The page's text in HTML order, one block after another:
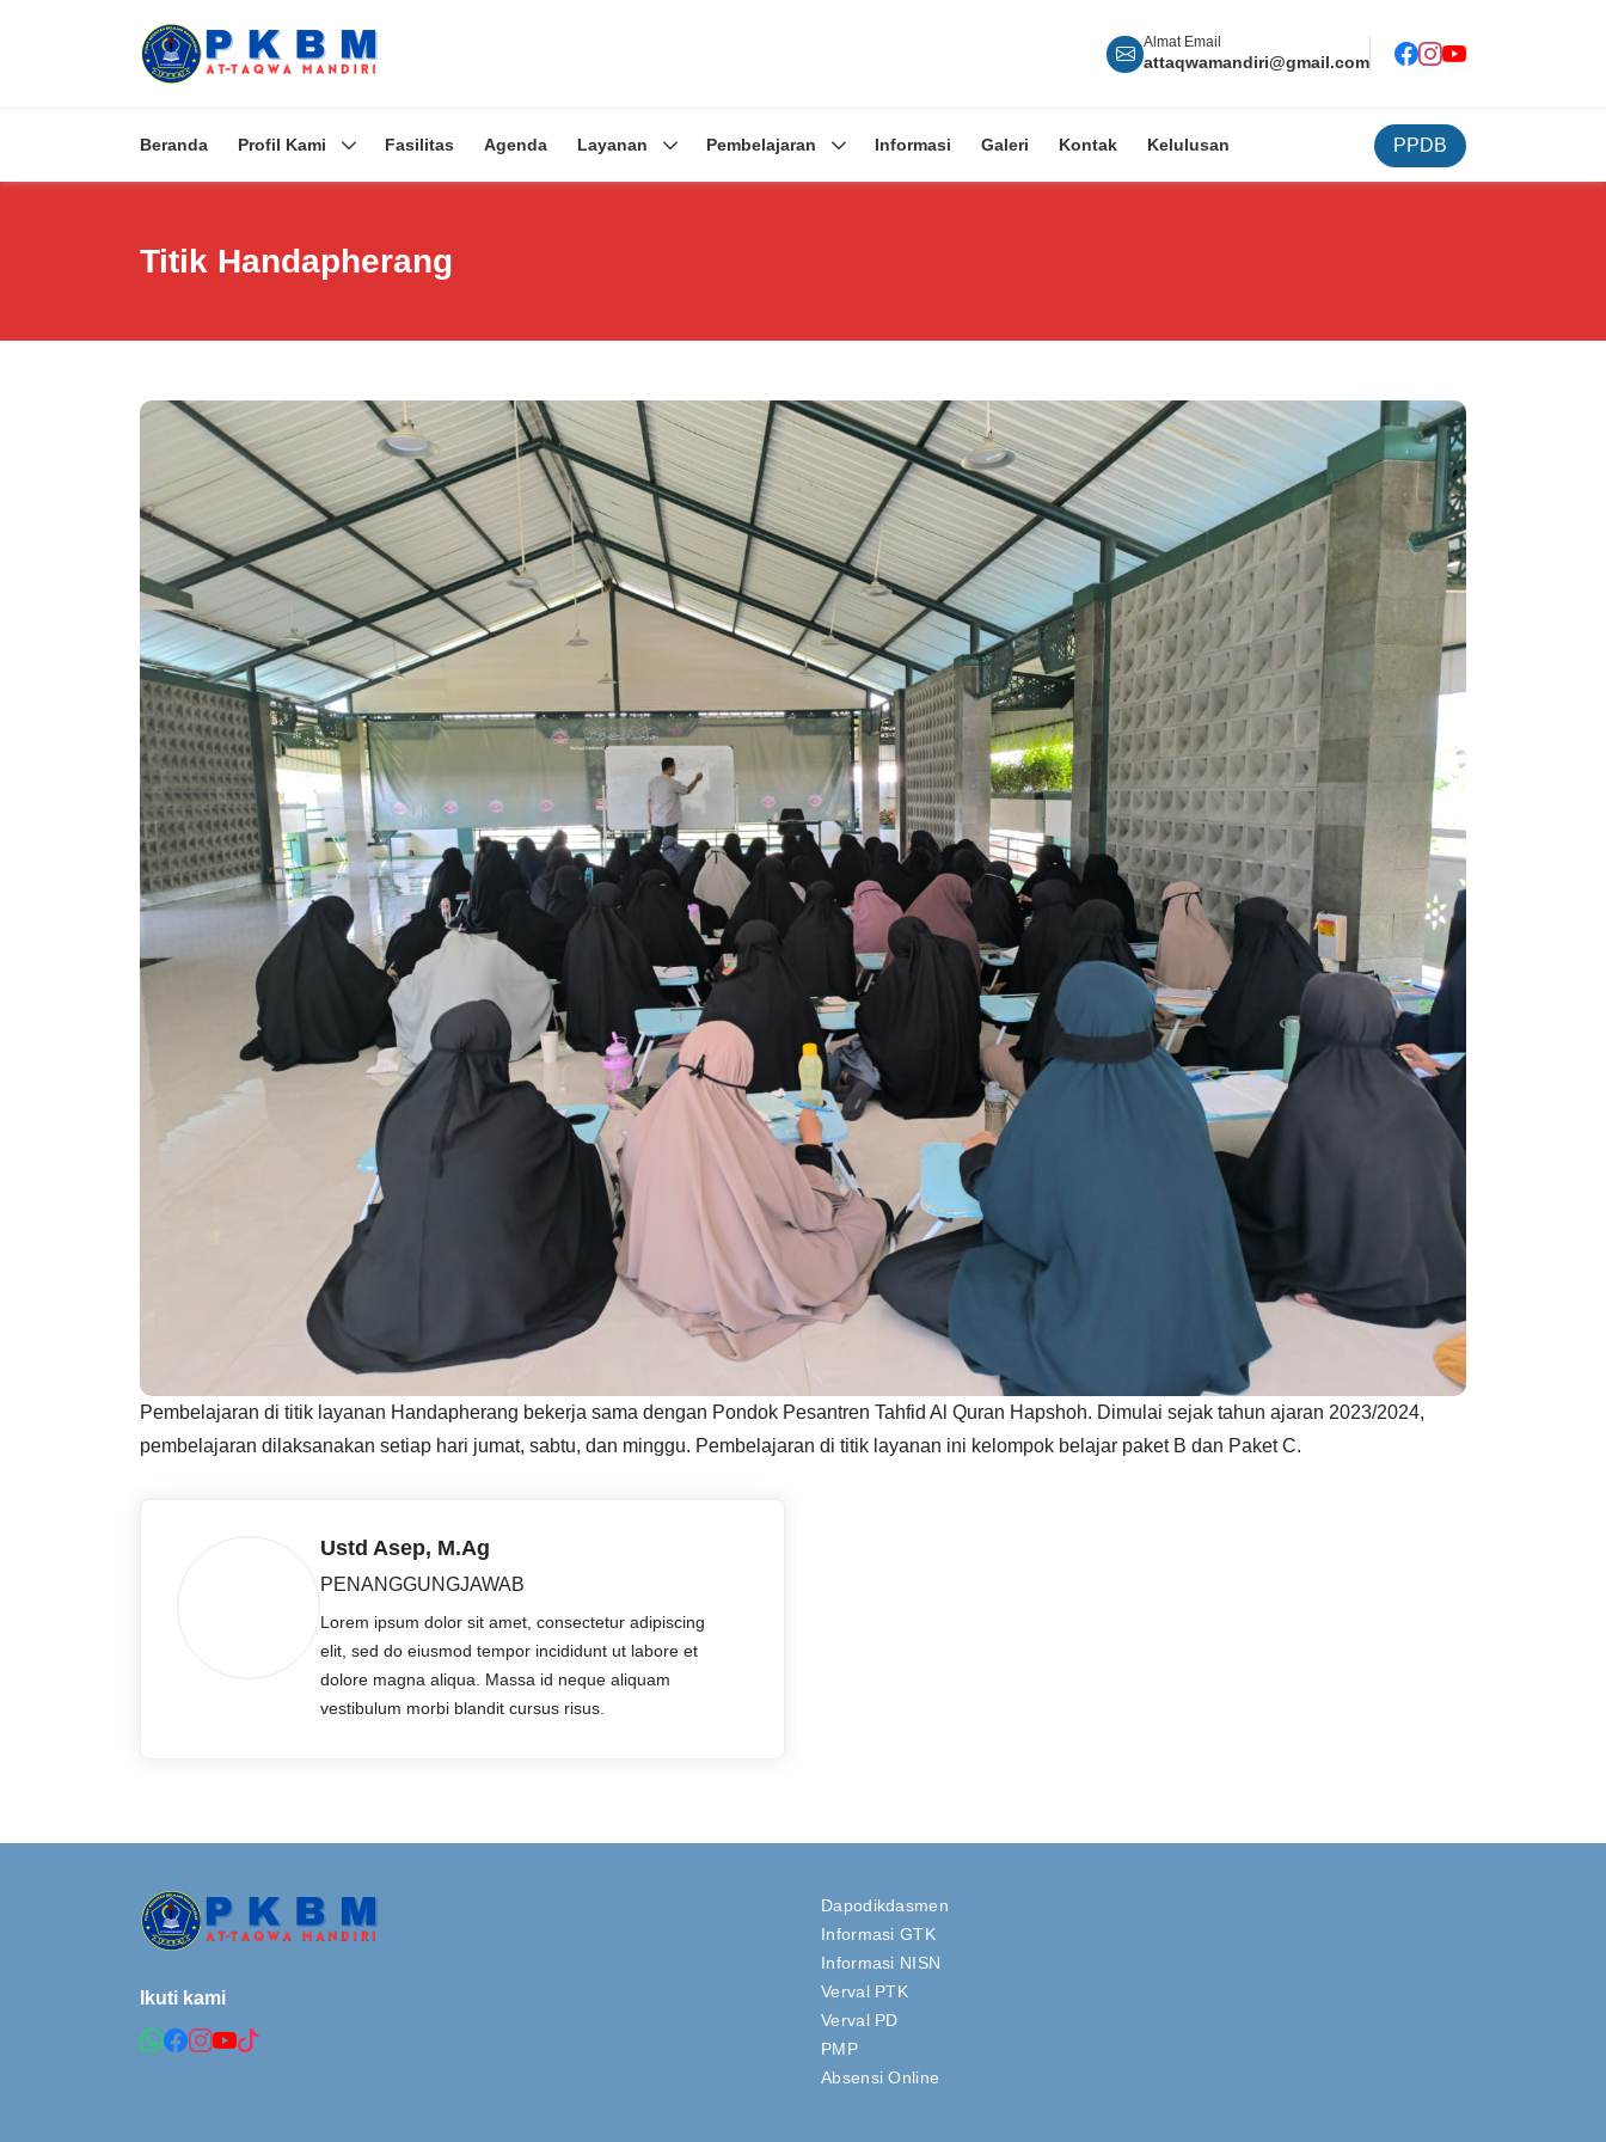
Almat Email
attaqwamandiri@gmail.com
Beranda Profil Kami Fasilitas Agenda Layanan Pembelajaran Informasi Galeri Kontak Kelulusan PPDB
Titik Handapherang
Pembelajaran di titik layanan Handapherang bekerja sama dengan Pondok Pesantren Tahfid Al Quran Hapshoh. Dimulai sejak tahun ajaran 2023/2024,
pembelajaran dilaksanakan setiap hari jumat, sabtu, dan minggu. Pembelajaran di titik layanan ini kelompok belajar paket B dan Paket C.
Ustd Asep, M.Ag
PENANGGUNGJAWAB
Lorem ipsum dolor sit amet, consectetur adipiscing
elit, sed do eiusmod tempor incididunt ut labore et
dolore magna aliqua. Massa id neque aliquam
vestibulum morbi blandit cursus risus.
Ikuti kami
Dapodikdasmen
Informasi GTK
Informasi NISN
Verval PTK
Verval PD
PMP
Absensi Online